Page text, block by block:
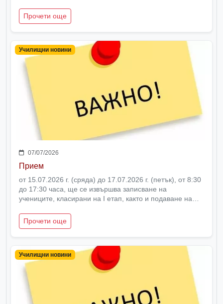
Прочети още
Училищни новини
07/07/2026
Прием
от 15.07.2026 г. (сряда) до 17.07.2026 г. (петък), от 8:30
до 17:30 часа, ще се извършва записване на
учениците, класирани на I етап, както и подаване на
класПрочети още
Училищни новини